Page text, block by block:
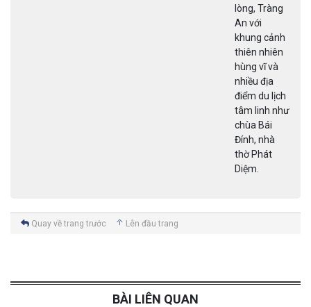
lòng, Tràng
An với
khung cảnh
thiên nhiên
hùng vĩ và
nhiều địa
điểm du lịch
tâm linh như
chùa Bái
Đính, nhà
thờ Phát
Diệm.
Quay về trang trước Lên đầu trang
BÀI LIÊN QUAN